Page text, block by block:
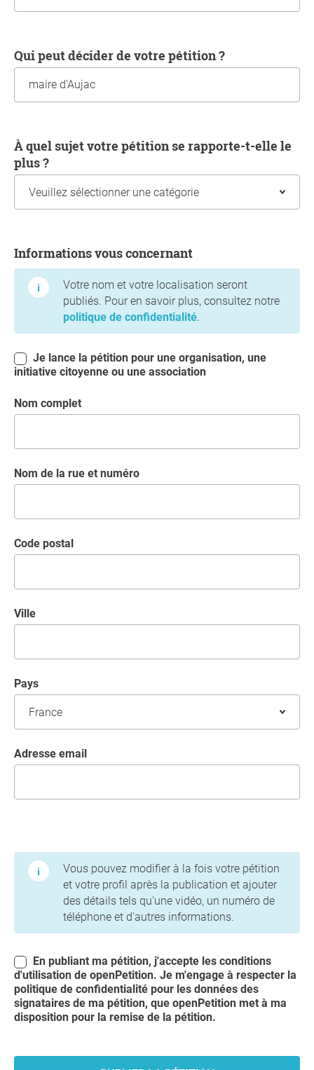
Qui peut décider de votre pétition ?
À quel sujet votre pétition se rapporte-t-elle le
plus ?
Informations vous concernant
Votre nom et votre localisation seront
publiés. Pour en savoir plus, consultez notre
politique de confidentialité.
initiative citoyenne ou une association
Nom complet
Nom de la rue et numéro
code postal
Ville
Pays
Adresse email
Vous pouvez modifier à la fois votre pétition
et votre profil après la publication et ajouter
des détails tels qu'une vidéo, un numéro de
téléphone et d'autres informations.
d'utilisation de openPetition. Je m'engage à respecter la
politique de confidentialité pour les données des
signataires de ma pétition, que openPetition met à ma
disposition pour la remise de la pétition.